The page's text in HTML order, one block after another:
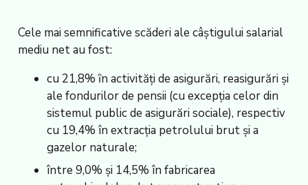
Cele mai semnificative scăderi ale câştigului salarial
mediu net au fost:
cu 21,8% ȋn activităţi de asigurări, reasigurări şi
ale fondurilor de pensii (cu excepţia celor din
sistemul public de asigurări sociale), respectiv
cu 19,4% în extracţia petrolului brut şi a
gazelor naturale;
între 9,0% și 14,5% în fabricarea